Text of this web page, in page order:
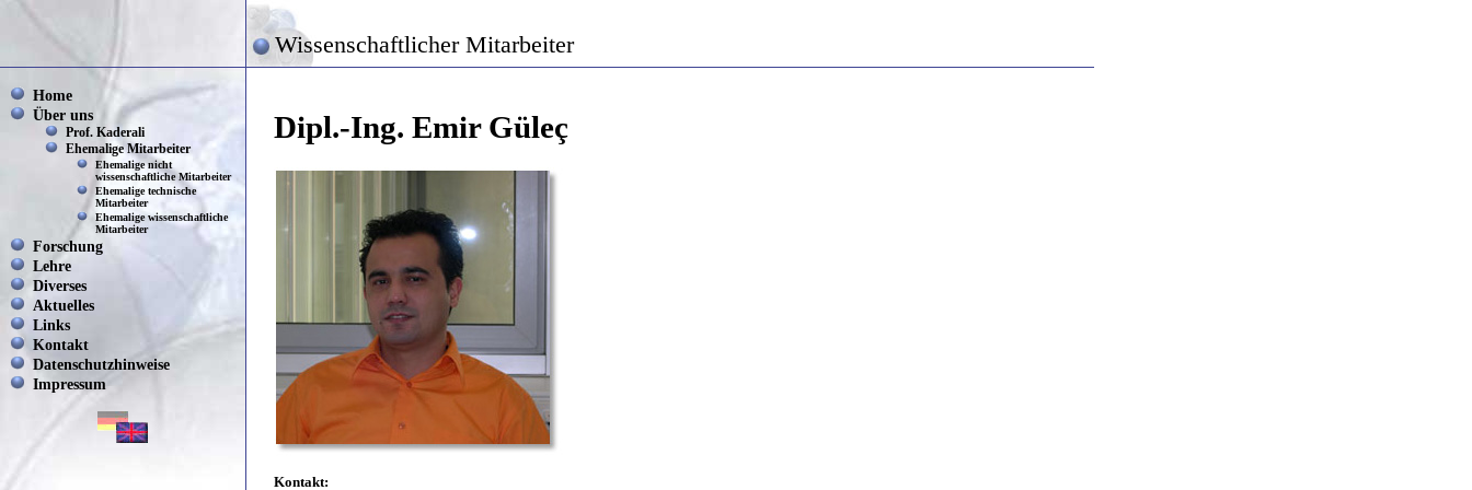
Wissenschaftlicher Mitarbeiter
Home
Über uns
Prof. Kaderali
Ehemalige Mitarbeiter
Ehemalige nicht
wissenschaftliche Mitarbeiter
Ehemalige technische
Mitarbeiter
Ehemalige wissenschaftliche
Mitarbeiter
Forschung
Lehre
Diverses
Aktuelles
Links
Kontakt
Datenschutzhinweise
Impressum
Dipl.-Ing. Emir Güleç
Kontakt: